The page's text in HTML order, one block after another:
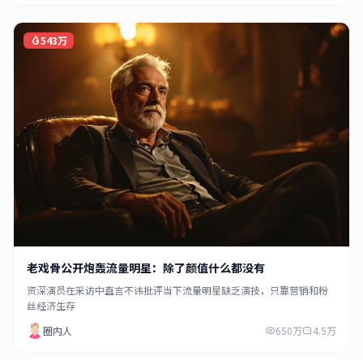
543万
老戏骨公开炮轰流量明星：除了颜值什么都没有
资深演员在采访中直言不讳批评当下流量明星缺乏演技，只靠营销和粉
丝经济生存
圈内人
650万 4.5万